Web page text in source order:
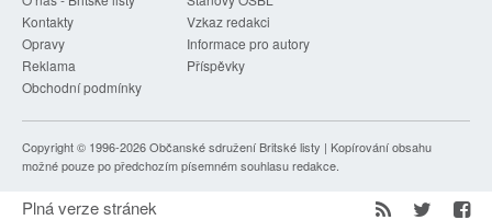
Kontakty
Vzkaz redakci
Opravy
Informace pro autory
Reklama
Příspěvky
Obchodní podmínky
Copyright © 1996-2026Občanské sdružení Britské listy | Kopírování obsahu
možné pouze po předchozím písemném souhlasu redakce.
Plná verze stránek